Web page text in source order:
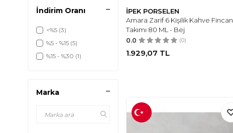
İndirim Oranı
<%5 (3)
%5 - %15 (5)
%15 - %30 (1)
Marka
İPEK PORSELEN
Amara Zarif 6 Kişilik Kahve Fincan
Takımı 80 ML - Bej
0.0 (0)
1.929,07 TL